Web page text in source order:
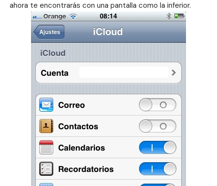
ahora te encontrarás con una pantalla como la inferior.